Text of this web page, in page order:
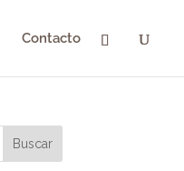
Contacto
Buscar